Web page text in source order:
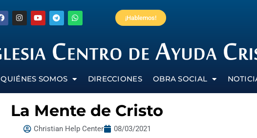
¡Hablemos!
QUIÉNES SOMOS DIRECCIONES OBRA SOCIAL
La Mente de Cristo
Christian Help Center 08/03/2021